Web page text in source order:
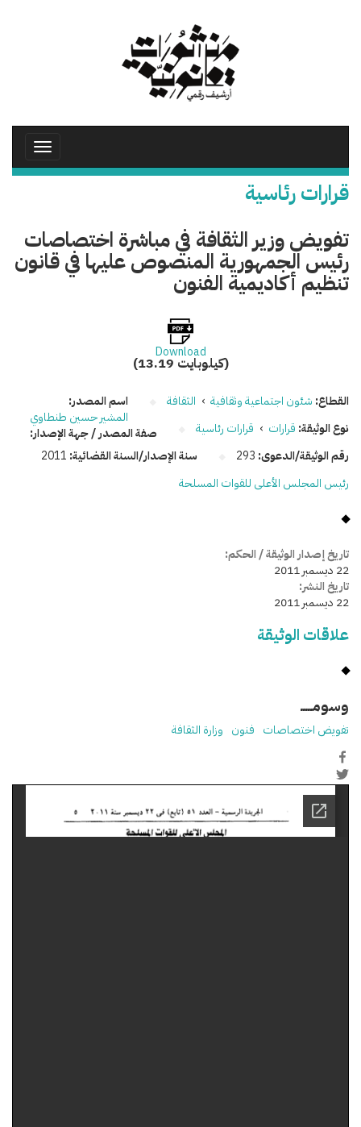
Toggle
قرارات رئاسية
تفويض وزير الثقافة في مباشرة اختصاصات
رئيس الجمهورية المنصوص عليها في قانون
تنظيم أكاديمية الفنون
Download
(13.19 كيلوبايت)
القطاع: شئون اجتماعية وثقافية › الثقافة
نوع الوثيقة: قرارات › قرارات رئاسية
رقم الوثيقة/الدعوى: 293 سنة الإصدار/السنة القضائية: 2011
اسم المصدر:
المشير حسين طنطاوي
صفة المصدر / جهة الإصدار:
رئيس المجلس الأعلى للقوات المسلحة
تاريخ إصدار الوثيقة / الحكم:
22 ديسمبر 2011
تاريخ النشر:
22 ديسمبر 2011
علاقات الوثيقة
وسومـــــ
تفويض اختصاصات فنون وزارة الثقافة